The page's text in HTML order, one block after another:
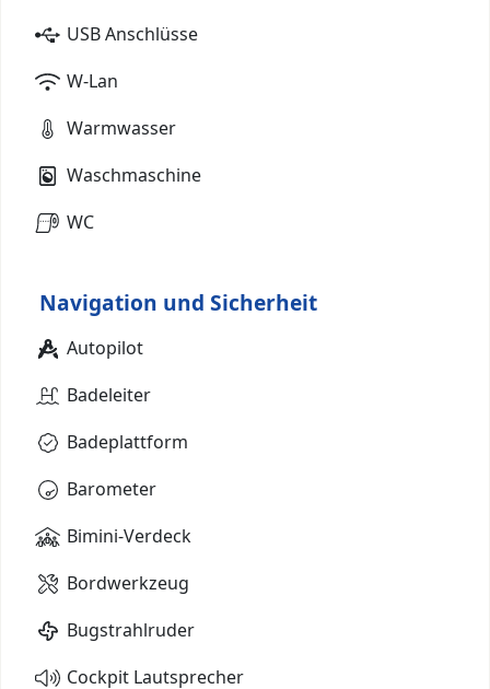
USB Anschlüsse
W-Lan
Warmwasser
Waschmaschine
WC
Navigation und Sicherheit
Autopilot
Badeleiter
Badeplattform
Barometer
Bimini-Verdeck
Bordwerkzeug
Bugstrahlruder
Cockpit Lautsprecher